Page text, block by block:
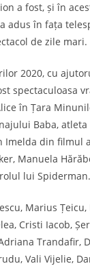
a fost, și în
adus în fața
de zile mari.
2020, cu
spectaculoasa
în Țara
Baba,
din filmul
Manuela
lui Spiderman.
Marius
Cristi Iacob,
Trandafir,
Vali Vijelie,